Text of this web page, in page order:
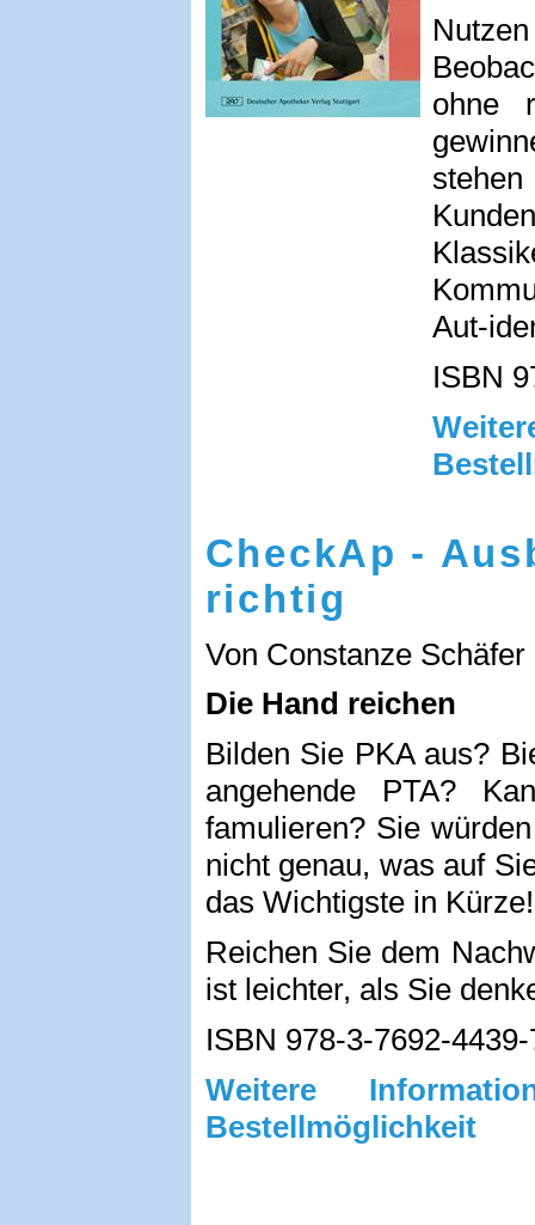
ohne
Aut-
ISBN
CheckAp -
richtig
Von Constanze Schäfer
Die Hand reichen
Bilden Sie PKA aus?
angehende PTA?
famulieren? Sie
nicht genau, was auf
das Wichtigste in Kürze!
Reichen Sie dem
ist leichter, als Sie
ISBN 978-3-7692-
Weitere
Bestellmöglichkeit